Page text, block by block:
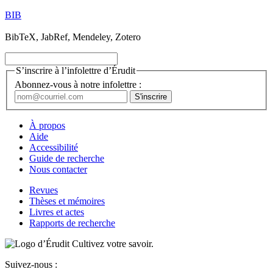
BIB
BibTeX, JabRef, Mendeley, Zotero
S’inscrire à l’infolettre d’Érudit
Abonnez-vous à notre infolettre :
À propos
Aide
Accessibilité
Guide de recherche
Nous contacter
Revues
Thèses et mémoires
Livres et actes
Rapports de recherche
Cultivez votre savoir.
Suivez-nous :